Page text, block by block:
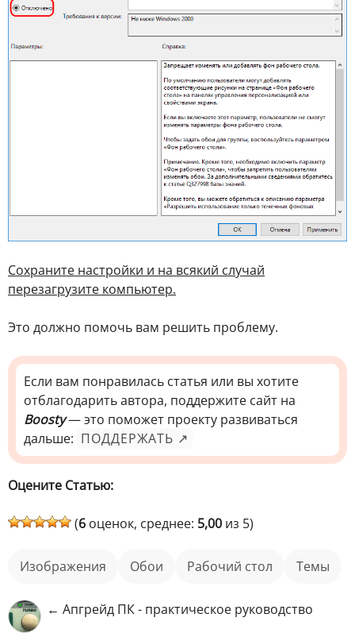
Сохраните настройки и на всякий случай
перезагрузите компьютер.
Это должно помочь вам решить проблему.
Если вам понравилась статья или вы хотите
отблагодарить автора, поддержите сайт на
Boosty— это поможет проекту развиваться
дальше: ПОДДЕРЖАТЬ ↗
Оцените Статью:
(6 оценок, среднее: 5,00 из 5)
изображения обои рабочий стол Темы
← Апгрейд ПК - практическое руководство